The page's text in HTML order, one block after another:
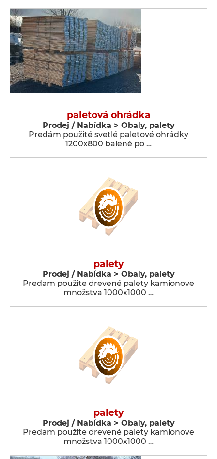
paletová ohrádka
Prodej / Nabídka > Obaly, palety
Predám použité svetlé paletové ohrádky
1200x800 balené po …
palety
Prodej / Nabídka > Obaly, palety
Predam použite drevené palety kamionove
množstva 1000x1000 …
palety
Prodej / Nabídka > Obaly, palety
Predam použite drevené palety kamionove
množstva 1000x1000 …